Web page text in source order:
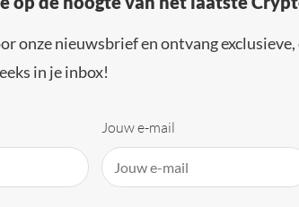
onze nieuwsbrief en ontvang
in je inbox!
Jouw e-mail